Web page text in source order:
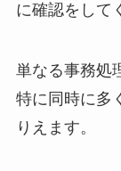
に確認をして
単なる事務処
特に同時に多
りえます。